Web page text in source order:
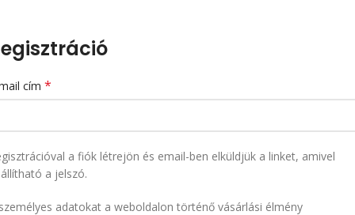
cím *
a fiók létrejön és email-ben elküldjük a linket, amivel
a jelszó.
adatokat a weboldalon történő vásárlási élmény